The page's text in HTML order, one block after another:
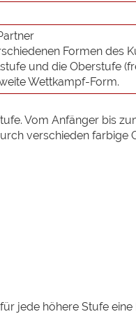
Formen des
und die Oberstufe
Wettkampf-Form.
Vom Anfänger bis
verschieden farbige
jede höhere Stufe